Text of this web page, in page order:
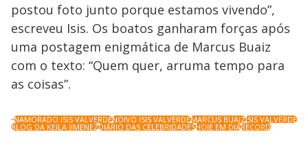
postou foto junto porque estamos vivendo”,
escreveu Isis. Os boatos ganharam forças após
uma postagem enigmática de Marcus Buaiz
com o texto: “Quem quer, arruma tempo para
as coisas”.
NAMORADO ISIS VALVERDENOIVO ISIS VALVERDEMARCUS BUAIZISIS VALVERDE
BLOG DA KEILA JIMENEZDIÁRIO DAS CELEBRIDADESHOJE EM DIARECORD